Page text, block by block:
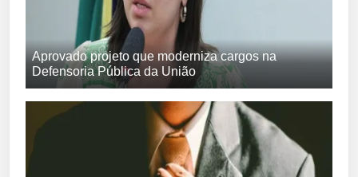
Aprovado projeto que moderniza cargos na
Defensoria Pública da União